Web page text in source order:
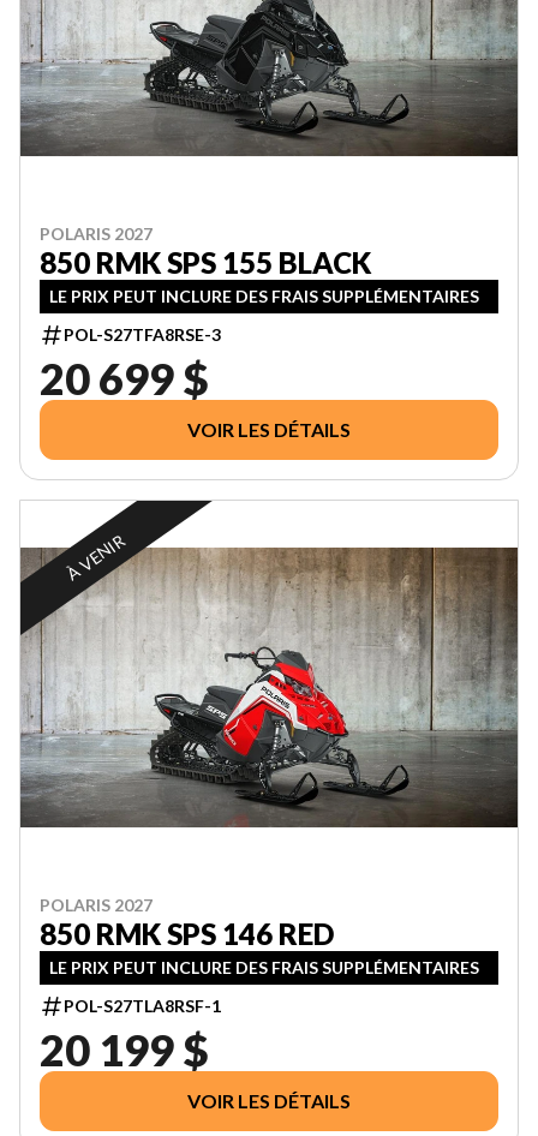
POLARIS 2027
850 RMK SPS 155 BLACK
LE PRIX PEUT INCLURE DES FRAIS SUPPLÉMENTAIRES
POL-S27TFA8RSE-3
20 699 $
VOIR LES DÉTAILS
À VENIR
POLARIS 2027
850 RMK SPS 146 RED
LE PRIX PEUT INCLURE DES FRAIS SUPPLÉMENTAIRES
POL-S27TLA8RSF-1
20 199 $
VOIR LES DÉTAILS